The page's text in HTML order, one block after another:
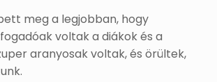
meg a legjobban, hogy
voltak a diákok és a
aranyosak voltak, és örültek,